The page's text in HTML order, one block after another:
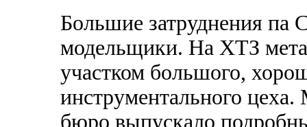
Большие затруднения
модельщики. На ХТЗ
участком большого,
инструментального
бюро выпускало